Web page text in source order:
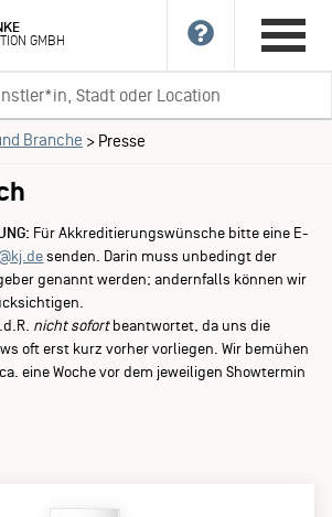
GMBH
Branche > Presse
Für Akkreditierungswünsche bitte eine E-
senden. Darin muss unbedingt der
genannt werden; andernfalls können wir
nicht sofortbeantwortet, da uns die
oft erst kurz vorher vorliegen. Wir bemühen
eine Woche vor dem jeweiligen Showtermin